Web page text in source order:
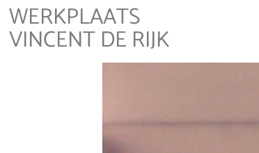
WERKPLAATS
VINCENT DE RIJK